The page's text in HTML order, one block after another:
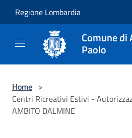
Regione Lombardia
Comune di
Paolo
Home >
Centri Ricreativi Estivi -
AMBITO DALMINE